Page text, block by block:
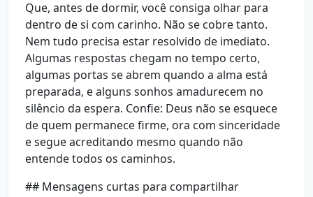
Que, antes de dormir, você consiga olhar para
dentro de si com carinho. Não se cobre tanto.
Nem tudo precisa estar resolvido de imediato.
Algumas respostas chegam no tempo certo,
algumas portas se abrem quando a alma está
preparada, e alguns sonhos amadurecem no
silêncio da espera. Confie: Deus não se esquece
de quem permanece firme, ora com sinceridade
e segue acreditando mesmo quando não
entende todos os caminhos.
## Mensagens curtas para compartilhar